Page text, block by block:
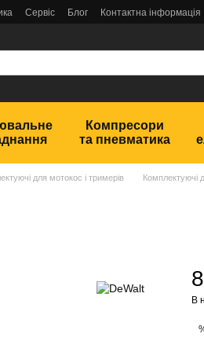
Сервіс Блог Контактна інформація
Компресори
та пневматика
для мотокос і тримерів Комплектуючі
В